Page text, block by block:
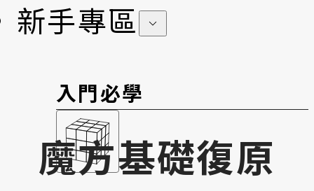
新手專區
入門必學
魔方基礎復原